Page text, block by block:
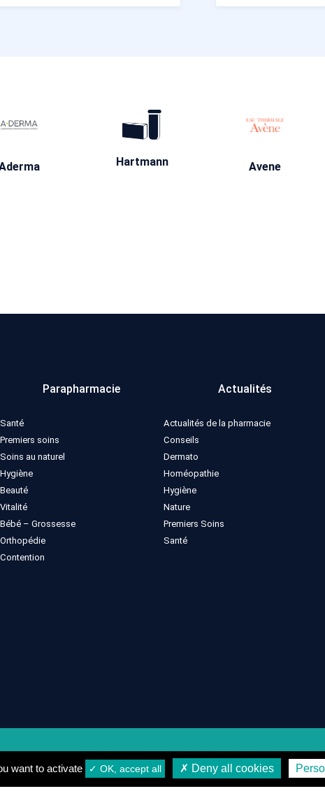
Hartmann Avene
Parapharmacie
Santé
Premiers soins
Soins au naturel
Hygiène
Beauté
Vitalité
Bébé – Grossesse
Orthopédie
Contention
Actualités
Actualités de la pharmacie
Conseils
Dermato
Homéopathie
Hygiène
Nature
Premiers Soins
Santé
générales de vente Conditions de Livraison Vie Privée
want to activate ✓ OK, accept all ✗ Deny all cookies